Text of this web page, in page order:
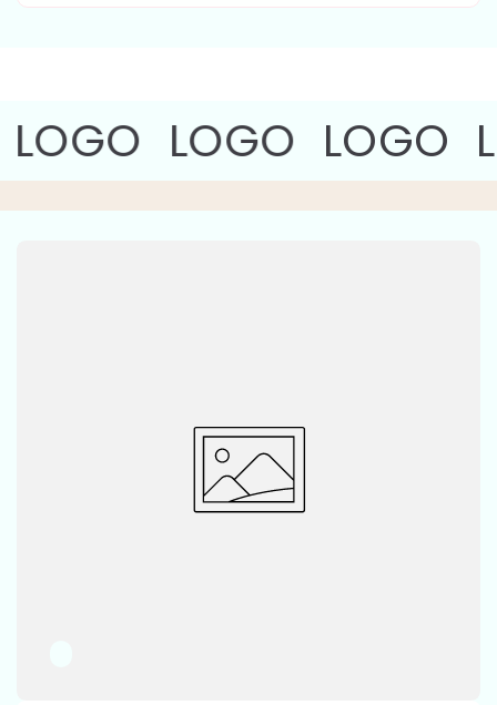
LOGO LOGO LOGO